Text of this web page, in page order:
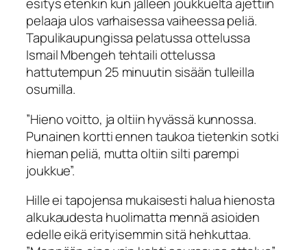
pelaaja ulos varhaisessa vaiheessa peliä.
Tapulikaupungissa pelatussa ottelussa
Ismail Mbengeh tehtaili ottelussa
hattutempun 25 minuutin sisään tulleilla
osumilla.
”Hieno voitto, ja oltiin hyvässä kunnossa.
Punainen kortti ennen taukoa tietenkin sotki
hieman peliä, mutta oltiin silti parempi
joukkue”.
Hille ei tapojensa mukaisesti halua hienosta
alkukaudesta huolimatta mennä asioiden
edelle eikä erityisemmin sitä hehkuttaa.